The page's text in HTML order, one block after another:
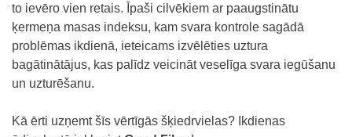
to ievēro vien retais. Īpaši cilvēkiem ar paaugstinātu
ķermeņa masas indeksu, kam svara kontrole sagādā
problēmas ikdienā, ieteicams izvēlēties uztura
bagātinātājus, kas palīdz veicināt veselīga svara iegūšanu
un uzturēšanu.
Kā ērti uzņemt šīs vērtīgās šķiedrvielas? Ikdienas